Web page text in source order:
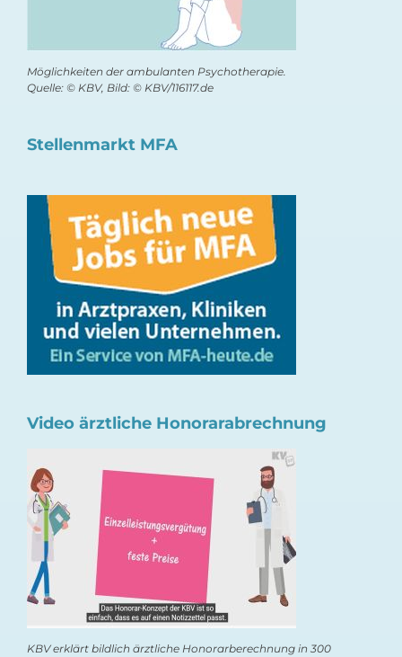
Möglichkeiten der ambulanten Psychotherapie.
Quelle: © KBV, Bild: © KBV/116117.de
Stellenmarkt MFA
Video ärztliche Honorarabrechnung
KBV erklärt bildlich ärztliche Honorarberechnung in 300